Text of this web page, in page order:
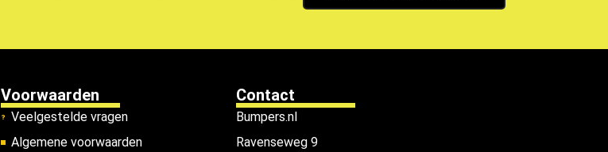
Voorwaarden
Veelgestelde vragen
Algemene voorwaarden
Contact
Bumpers.nl
Ravenseweg 9